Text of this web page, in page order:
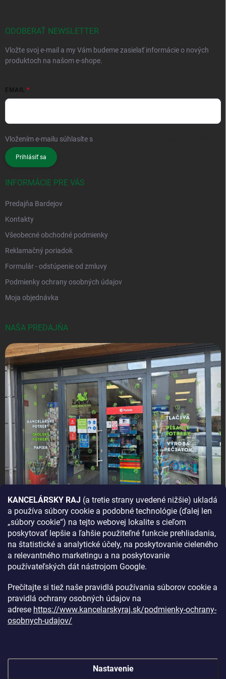
KANCELÁRSKY RAJ (a tretie strany uvedené nižšie) ukladá
a používa súbory cookie a podobné technológie (ďalej len
„súbory cookie“) na tejto webovej lokalite s cieľom
poskytovať lepšie a ľahšie použiteľné funkcie prehliadania,
na štatistické a analytické účely, na poskytovanie cieleného
a relevantného marketingu a na poskytovanie
používateľských dát nástrojom Google.
Prečítajte si tiež naše pravidlá používania súborov cookie a
pravidlá ochrany osobných údajov na
adrese https://www.kancelarskyraj.sk/podmienky-ochrany-
osobnych-udajov/
Nastavenie
ODOBERAŤ NEWSLETTER
Vložte svoj e-mail a my Vám budeme zasielať informácie o nových
produktoch na našom e-shope.
EMAIL
Vložením e-mailu súhlasíte s
Prihlásiť sa
INFORMÁCIE PRE VÁS
Predajňa Bardejov
Kontakty
Všeobecné obchodné podmienky
Reklamačný poriadok
Formulár - odstúpenie od zmluvy
Podmienky ochrany osobných údajov
Moja objednávka
NAŠA PREDAJŇA
AKO SA K NÁM DOSTANETE?